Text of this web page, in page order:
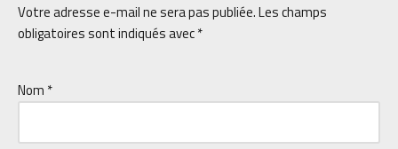
Votre adresse e-mail ne sera pas publiée.Les champs
obligatoires sont indiqués avec*
Nom *